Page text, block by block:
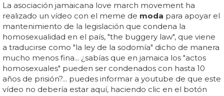
La asociación jamaicana love march movement ha
realizado un vídeo con el meme de moda para apoyar el
mantenimiento de la legislación que condena la
homosexualidad en el país, "the buggery law", que viene
a traducirse como "la ley de la sodomía" dicho de manera
mucho menos fina... ¿sabías que en jamaica los "actos
homosexuales" pueden ser condenados con hasta 10
años de prisión?... puedes informar a youtube de que este
vídeo no debería estar aquí, haciendo clic en el botón